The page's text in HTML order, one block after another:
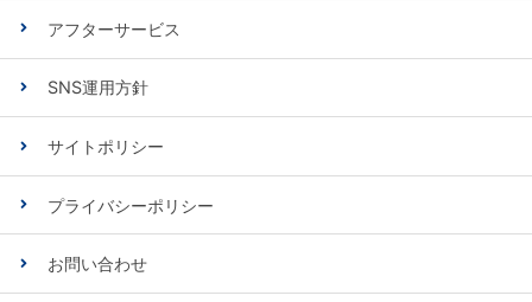
アフターサービス
SNS運用方針
サイトポリシー
プライバシーポリシー
お問い合わせ